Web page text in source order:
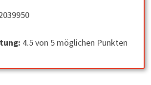
4.5 von 5 möglichen Punkten